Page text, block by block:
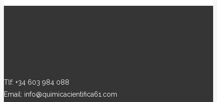
Tlf: +34 603 984 088
Email: info@quimicacientifica61.com